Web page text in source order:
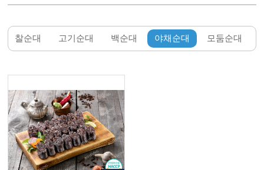
찰순대 고기순대 백순대 야채순대 모둠순대